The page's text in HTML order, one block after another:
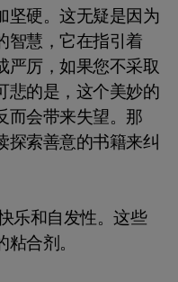
坚硬。这无疑是因为
智慧，它在指引着
严厉，如果您不采取
悲的是，这个美妙的
而会带来失望。那
探索善意的书籍来纠
乐和自发性。这些
合剂。